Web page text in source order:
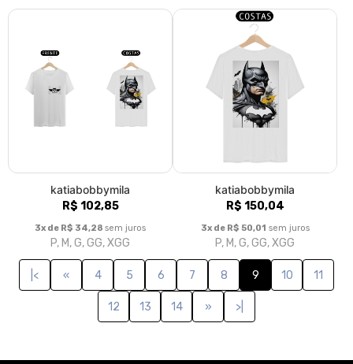
katiabobbymila
R$ 102,85
3x de R$ 34,28 sem juros
P, M, G, GG, XGG
katiabobbymila
R$ 150,04
3x de R$ 50,01 sem juros
P, M, G, GG, XGG
|< « 4 5 6 7 8 9 10 11
12 13 14 » >|